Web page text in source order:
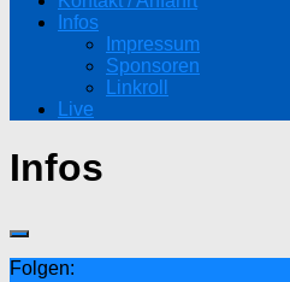
Infos
Impressum
Sponsoren
Linkroll
Live
Infos
Folgen: